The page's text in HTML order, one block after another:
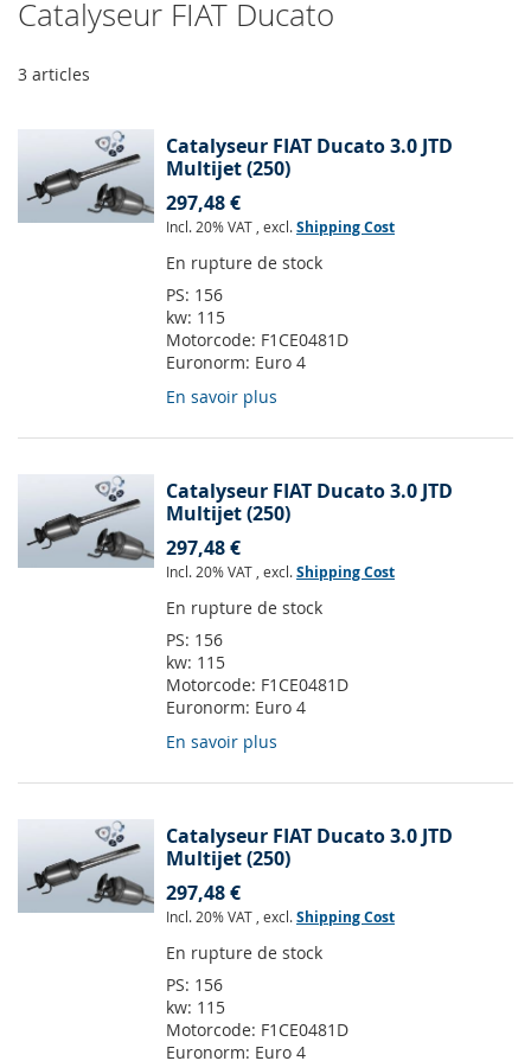
Catalyseur FIAT Ducato
3 articles
Catalyseur FIAT Ducato 3.0 JTD
Multijet (250)
297,48 €
Incl. 20% VAT , excl.Shipping Cost
En rupture de stock
PS: 156
kw: 115
Motorcode: F1CE0481D
Euronorm: Euro 4
En savoir plus
Catalyseur FIAT Ducato 3.0 JTD
Multijet (250)
297,48 €
Incl. 20% VAT , excl.Shipping Cost
En rupture de stock
PS: 156
kw: 115
Motorcode: F1CE0481D
Euronorm: Euro 4
En savoir plus
Catalyseur FIAT Ducato 3.0 JTD
Multijet (250)
297,48 €
Incl. 20% VAT , excl.Shipping Cost
En rupture de stock
PS: 156
kw: 115
Motorcode: F1CE0481D
Euronorm: Euro 4